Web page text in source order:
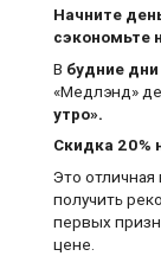
Начните
сэкономьте
В будние дни
«Медлэнд»
утро».
Скидка 20%
Это
получить
первых
цене.